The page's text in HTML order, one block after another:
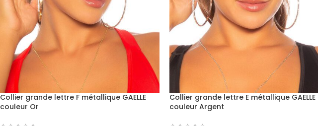
Collier grande lettre F métallique GAELLE
couleur Or
Collier grande lettre E métallique GAELLE
couleur Argent